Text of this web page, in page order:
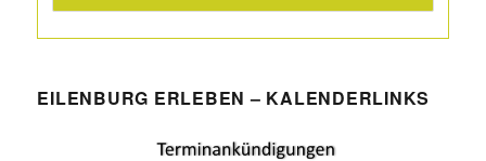
EILENBURG ERLEBEN – KALENDERLINKS